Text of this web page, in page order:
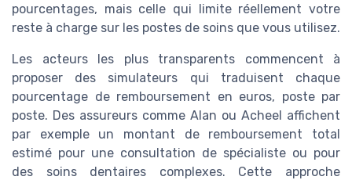
pourcentages, mais celle qui limite réellement votre
reste à charge sur les postes de soins que vous utilisez.
Les acteurs les plus transparents commencent à
proposer des simulateurs qui traduisent chaque
pourcentage de remboursement en euros, poste par
poste. Des assureurs comme Alan ou Acheel affichent
par exemple un montant de remboursement total
estimé pour une consultation de spécialiste ou pour
des soins dentaires complexes. Cette approche